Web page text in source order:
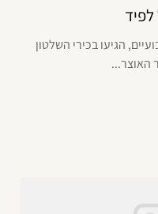
לפיד
הגיעו בכירי השלטון
האוצר...